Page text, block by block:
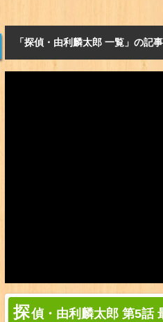
「探偵・由利麟太郎 一覧」の記
探偵・由利麟太郎 第5話